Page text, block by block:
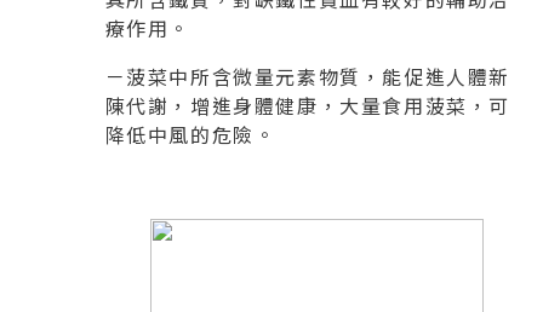
療作用。
－菠菜中所含微量元素物質，能促進人體新
陳代謝，增進身體健康，大量食用菠菜，可
降低中風的危險。